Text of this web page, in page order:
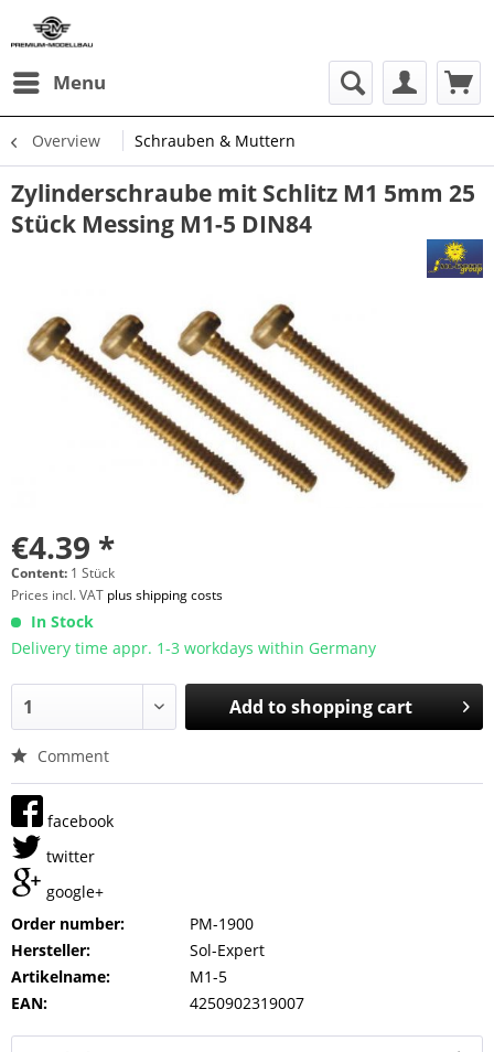
Menu
Overview Schrauben & Muttern
Zylinderschraube mit Schlitz M1 5mm 25
Stück Messing M1-5 DIN84
€4.39 *
Content: 1 Stück
Prices incl. VAT plus shipping costs
In Stock
Delivery time appr. 1-3 workdays within Germany
Add toshopping cart
Comment
facebook
twitter
google+
Order number:
PM-1900
Hersteller:
Sol-Expert
Artikelname:
M1-5
EAN:
4250902319007